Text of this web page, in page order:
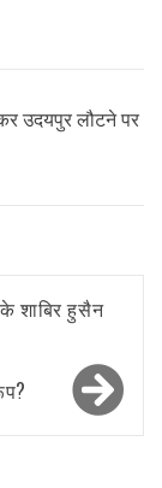
उदयपुर लौटने पर
शाबिर हुसैन